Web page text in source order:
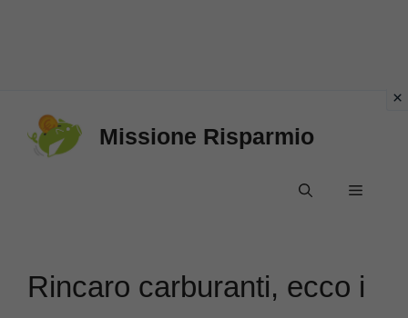
Missione Risparmio
Menu
Rincaro carburanti, ecco i